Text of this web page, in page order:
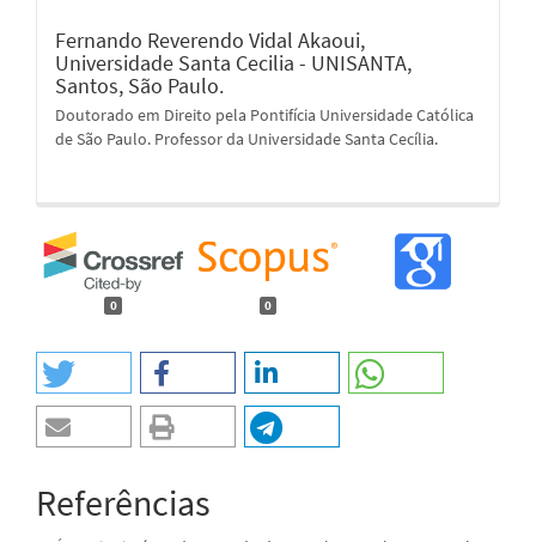
Fernando Reverendo Vidal Akaoui,
Universidade Santa Cecilia - UNISANTA,
Santos, São Paulo.
Doutorado em Direito pela Pontifícia Universidade Católica
de São Paulo. Professor da Universidade Santa Cecília.
0 0
Referências